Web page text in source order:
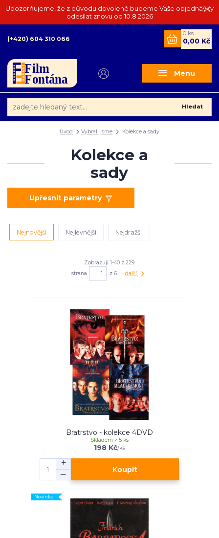
Upozorňujeme, že z důvodu dovolené budeme Vaše objednávky
odesílat znovu od 10.8.2026
Menu
Hledat
(+420) 604 310 066
0 ks
0,00 Kč
Úvod Vybrali jsme Kolekce a sady
Kolekce a
sady
Upřesnit parametry
Nejnovější Nejlevnější Nejdražší
Zobrazuji 1-40 z 229
strana
z 6 další
Bratrstvo - kolekce 4DVD
198 Kč/ks
Skladem > 5 ks
Koupit
Novinka